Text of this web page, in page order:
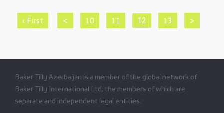
‹ First < 10 11 12 13 >
Baker Tilly Azerbaijan is a member of the global network of
Baker Tilly International Ltd, the members of which are
separate and independent legal entities.